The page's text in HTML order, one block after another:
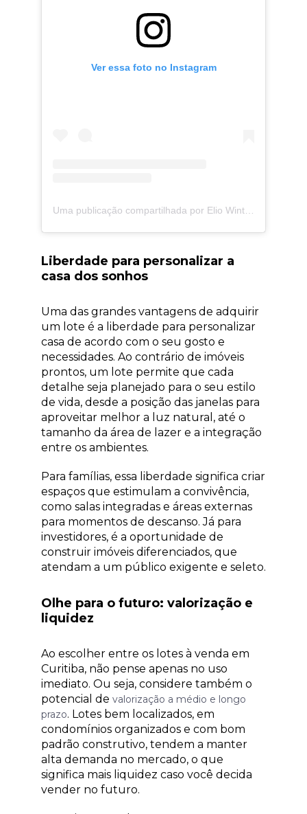
Ver essa foto no Instagram
Uma publicação compartilhada por Elio Winter Incorporações (@elio.winter)
Liberdade para personalizar a
casa dos sonhos
Uma das grandes vantagens de adquirir
um lote é a liberdade para personalizar
casa de acordo com o seu gosto e
necessidades. Ao contrário de imóveis
prontos, um lote permite que cada
detalhe seja planejado para o seu estilo
de vida, desde a posição das janelas para
aproveitar melhor a luz natural, até o
tamanho da área de lazer e a integração
entre os ambientes.
Para famílias, essa liberdade significa criar
espaços que estimulam a convivência,
como salas integradas e áreas externas
para momentos de descanso. Já para
investidores, é a oportunidade de
construir imóveis diferenciados, que
atendam a um público exigente e seleto.
Olhe para o futuro: valorização e
liquidez
Ao escolher entre os lotes à venda em
Curitiba, não pense apenas no uso
imediato. Ou seja, considere também o
potencial de valorização a médio e longo
prazo. Lotes bem localizados, em
condomínios organizados e com bom
padrão construtivo, tendem a manter
alta demanda no mercado, o que
significa mais liquidez caso você decida
vender no futuro.